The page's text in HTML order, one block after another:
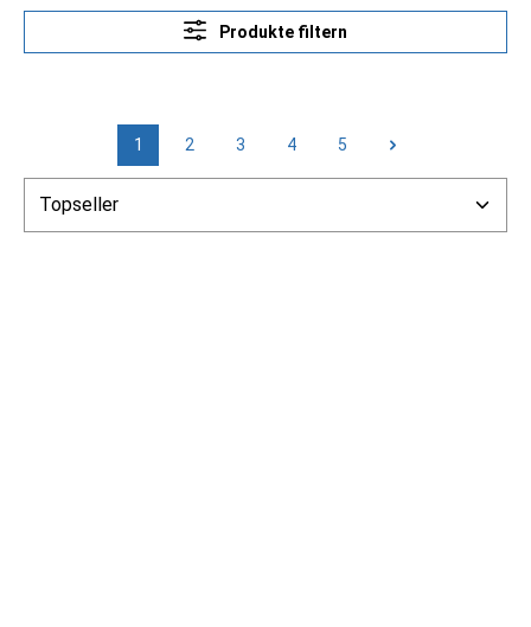
Produkte filtern
Seite
1
Seite
2
Seite
3
Seite
4
Seite
5